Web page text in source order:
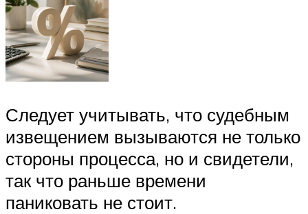
Следует учитывать, что судебным
извещением вызываются не только
стороны процесса, но и свидетели,
так что раньше времени
паниковать не стоит.